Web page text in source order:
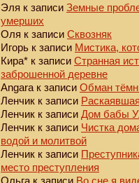
Эля к записи Земные
умерших
Оля к записи Сквозняк
Игорь к записи Мистика,
Кира* к записи Странная
заброшенной деревне
Angara к записи Обман
Ленчик к записи
Ленчик к записи Дом бабы
Ленчик к записи Чистка
водой и молитвой
Ленчик к записи
место преступления
Ольга к записи Во сне я